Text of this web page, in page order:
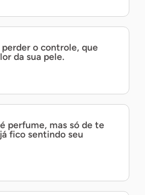
perder o controle, que
da sua pele.
perfume, mas só de te
fico sentindo seu